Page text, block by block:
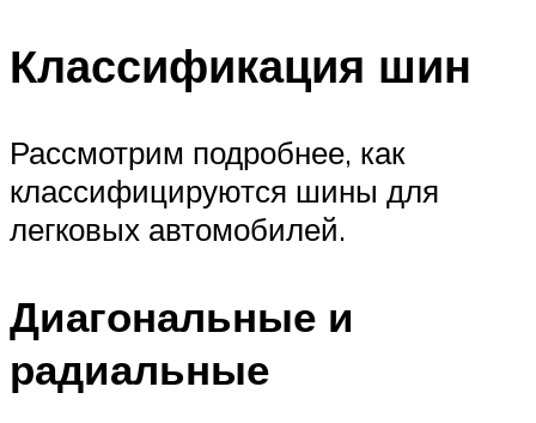
Классификация шин
Рассмотрим подробнее, как
классифицируются шины для
легковых автомобилей.
Диагональные и
радиальные